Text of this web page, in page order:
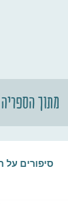
מתוך הספריה
סיפורים על